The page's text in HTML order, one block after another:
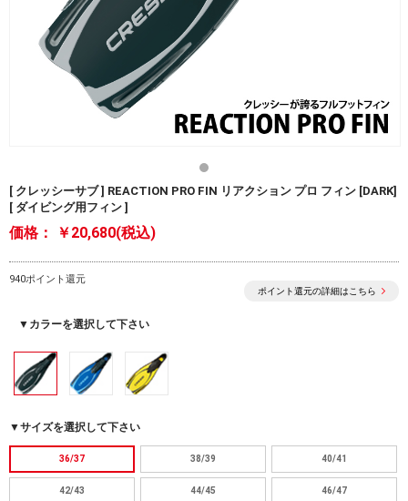
[ クレッシーサブ ] REACTION PRO FIN リアクション プロ フィン [DARK]
[ ダイビング用フィン ]
価格： ￥20,680(税込)
940ポイント還元
ポイント還元の詳細はこちら
▼カラーを選択して下さい
▼サイズを選択して下さい
36/37 38/39 40/41
42/43 44/45 46/47